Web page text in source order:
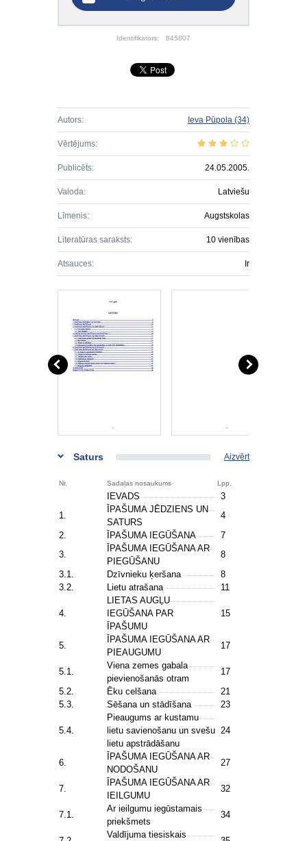
Identifikators: 845807
Autors: Ieva Pūpola (34)
Vērtējums:
Publicēts: 24.05.2005.
Valoda: Latviešu
Līmenis: Augstskolas
Literatūras saraksts: 10 vienības
Atsauces: Ir
Saturs Aizvērt
Nr. Sadaļas nosaukums Lpp.
IEVADS
3
1.
ĪPAŠUMA JĒDZIENS UN
SATURS
4
2.
ĪPAŠUMA IEGŪŠANA
7
3.
ĪPAŠUMA IEGŪŠANA AR
PIEGŪŠANU
8
3.1.
Dzīvnieku ķeršana
8
3.2.
Lietu atrašana 11
4.
LIETAS AUGĻU
IEGŪŠANA PAR
ĪPAŠUMU
15
5.
ĪPAŠUMA IEGŪŠANA AR
PIEAUGUMU
17
5.1.
Viena zemes gabala
pievienošanās otram
17
5.2.
Ēku celšana
21
5.3.
Sēšana un stādīšana 23
5.4.
Pieaugums ar kustamu
lietu savienošanu un svešu
lietu apstrādāšanu
24
6.
ĪPAŠUMA IEGŪŠANA AR
NODOŠANU
27
7.
ĪPAŠUMA IEGŪŠANA AR
IEILGUMU
32
7.1.
Ar ieilgumu iegūstamais
priekšmets
34
Valdījuma tiesiskais